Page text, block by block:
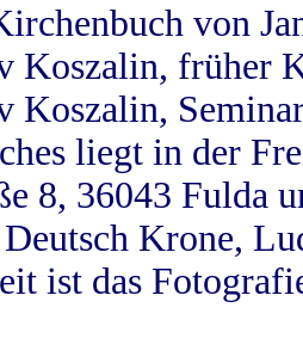
von
Koszalin, früher
Koszalin,
liegt in der
8, 36043 Fulda
Krone,
ist das